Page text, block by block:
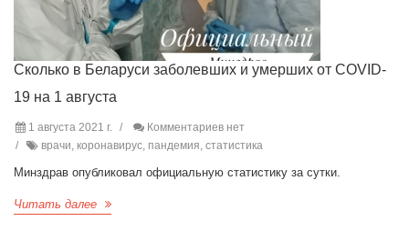
Сколько в Беларуси заболевших и умерших от COVID-
19 на 1 августа
1 августа 2021 г.
Комментариев нет
врачи, коронавирус, пандемия, статистика
Минздрав опубликовал официальную статистику за сутки.
Читать далее